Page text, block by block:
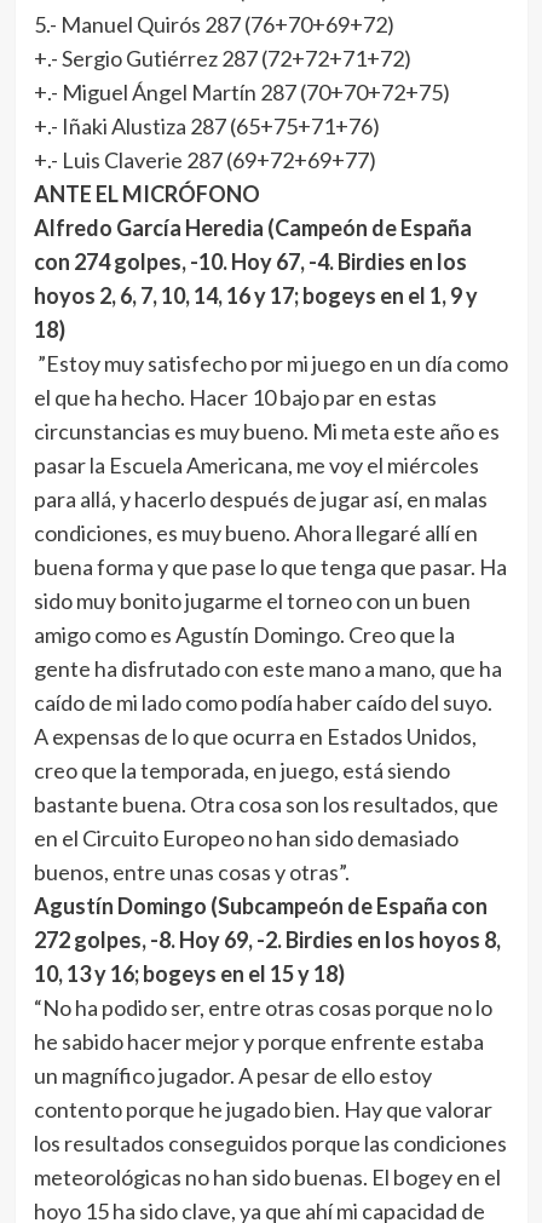
5.- Manuel Quirós 287 (76+70+69+72)
+.- Sergio Gutiérrez 287 (72+72+71+72)
+.- Miguel Ángel Martín 287 (70+70+72+75)
+.- Iñaki Alustiza 287 (65+75+71+76)
+.- Luis Claverie 287 (69+72+69+77)
ANTE EL MICRÓFONO
Alfredo García Heredia (Campeón de España
con 274 golpes, -10. Hoy 67, -4. Birdies en los
hoyos 2, 6, 7, 10, 14, 16 y 17; bogeys en el 1, 9 y
18)
”Estoy muy satisfecho por mi juego en un día como
el que ha hecho. Hacer 10 bajo par en estas
circunstancias es muy bueno. Mi meta este año es
pasar la Escuela Americana, me voy el miércoles
para allá, y hacerlo después de jugar así, en malas
condiciones, es muy bueno. Ahora llegaré allí en
buena forma y que pase lo que tenga que pasar. Ha
sido muy bonito jugarme el torneo con un buen
amigo como es Agustín Domingo. Creo que la
gente ha disfrutado con este mano a mano, que ha
caído de mi lado como podía haber caído del suyo.
A expensas de lo que ocurra en Estados Unidos,
creo que la temporada, en juego, está siendo
bastante buena. Otra cosa son los resultados, que
en el Circuito Europeo no han sido demasiado
buenos, entre unas cosas y otras”.
Agustín Domingo (Subcampeón de España con
272 golpes, -8. Hoy 69, -2. Birdies en los hoyos 8,
10, 13 y 16; bogeys en el 15 y 18)
“No ha podido ser, entre otras cosas porque no lo
he sabido hacer mejor y porque enfrente estaba
un magnífico jugador. A pesar de ello estoy
contento porque he jugado bien. Hay que valorar
los resultados conseguidos porque las condiciones
meteorológicas no han sido buenas. El bogey en el
hoyo 15 ha sido clave, ya que ahí mi capacidad de